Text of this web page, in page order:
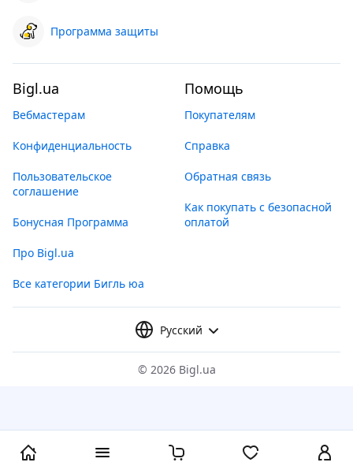
Программа защиты
Bigl.ua
Вебмастерам
Конфиденциальность
Пользовательское
соглашение
Бонусная Программа
Про Bigl.ua
Все категории Бигль юа
Помощь
Покупателям
Справка
Обратная связь
Как покупать с безопасной
оплатой
Русский
© 2026 Bigl.ua